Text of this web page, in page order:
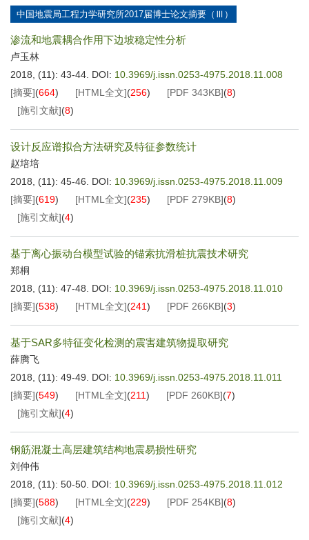
中国地震局工程力学研究所2017届博士论文摘要（Ⅲ）
渗流和地震耦合作用下边坡稳定性分析
卢玉林
2018, (11): 43-44. DOI: 10.3969/j.issn.0253-4975.2018.11.008
[摘要](664) [HTML全文](256) [PDF 343KB](8)
[施引文献](8)
设计反应谱拟合方法研究及特征参数统计
赵培培
2018, (11): 45-46.
DOI: 10.3969/j.issn.0253-4975.2018.11.009
[摘要](619) [HTML全文](235) [PDF 279KB](8)
[施引文献](4)
基于离心振动台模型试验的锚索抗滑桩抗震技术研究
郑桐
2018, (11): 47-48.
DOI: 10.3969/j.issn.0253-4975.2018.11.010
[摘要](538) [HTML全文](241) [PDF 266KB](3)
基于SAR多特征变化检测的震害建筑物提取研究
薛腾飞
2018, (11): 49-49.
DOI: 10.3969/j.issn.0253-4975.2018.11.011
[摘要](549) [HTML全文](211) [PDF 260KB](7)
[施引文献](4)
钢筋混凝土高层建筑结构地震易损性研究
刘仲伟
2018, (11): 50-50. DOI: 10.3969/j.issn.0253-4975.2018.11.012
[摘要](588) [HTML全文](229) [PDF 254KB](8)
[施引文献](4)